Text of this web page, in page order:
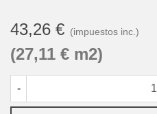
43,26 € (impuestos inc.)
(27,11 € m2)
-